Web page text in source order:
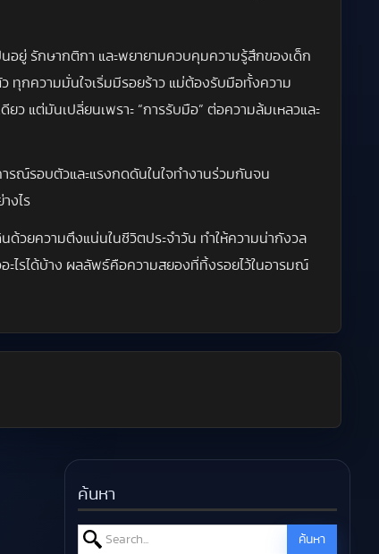
อยู่ รักษากติกา และพยายามควบคุมความรู้สึกของเด็ก
ว ทุกความมั่นใจเริ่มมีรอยร้าว แม่ต้องรับมือทั้งความ
ว แต่มันเปลี่ยนเพราะ “การรับมือ” ต่อความล้มเหลวและ
รณ์รอบตัวและแรงกดดันในใจทำงานร่วมกันจน
งไร
ด้วยความตึงแน่นในชีวิตประจำวัน ทำให้ความน่ากังวล
อะไรได้บ้าง ผลลัพธ์คือความสยองที่ทิ้งรอยไว้ในอารมณ์
ค้นหา
Search for: ค้นหา